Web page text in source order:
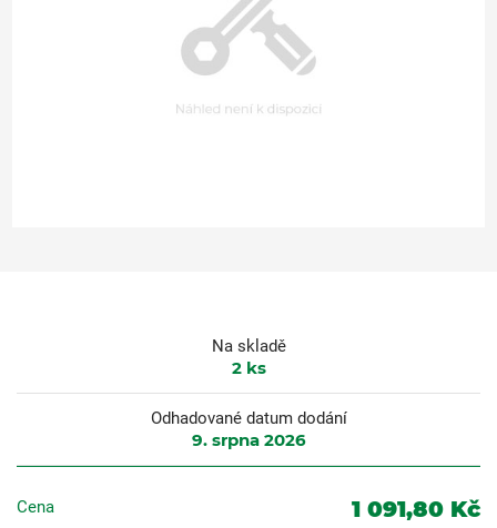
Na skladě
2ks
Odhadované datum dodání
9. srpna 2026
Cena 1 091,80 Kč